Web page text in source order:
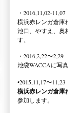
・2016,11,02-11,07
横浜赤レンガ倉庫
池口、やすえ、奥
す。
・2016,2,22〜2,29
池袋WACCAに写
•2015,11,17〜11,23
横浜赤レンガ倉庫
参加します。